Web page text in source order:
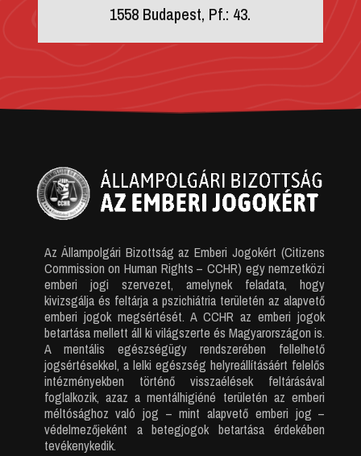
1558 Budapest, Pf.: 43.
Az Állampolgári Bizottság az Emberi Jogokért (Citizens
Commission on Human Rights – CCHR) egy nemzetközi
emberi jogi szervezet, amelynek feladata, hogy
kivizsgálja és feltárja a pszichiátria területén az alapvető
emberi jogok megsértését. A CCHR az emberi jogok
betartása mellett áll ki világszerte és Magyarországon is.
A mentális egészségügy rendszerében fellelhető
jogsértésekkel, a lelki egészség helyreállításáért felelős
intézményekben történő visszaélések feltárásával
foglalkozik, azaz a mentálhigiéné területén az emberi
méltósághoz való jog – mint alapvető emberi jog –
védelmezőjeként a betegjogok betartása érdekében
tevékenykedik.